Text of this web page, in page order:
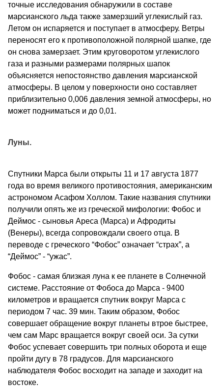
точные исследования обнаружили в составе
марсианского льда также замерзший углекислый газ.
Летом он испаряется и поступает в атмосферу. Ветры
переносят его к противоположной полярной шапке, где
он снова замерзает. Этим круговоротом углекислого
газа и разными размерами полярных шапок
объясняется непостоянство давления марсианской
атмосферы. В целом у поверхности оно составляет
приблизительно 0,006 давления земной атмосферы, но
может подниматься и до 0,01.
Луны.
Спутники Марса были открыты 11 и 17 августа 1877
года во время великого противостояния, американским
астрономом Асафом Холлом. Такие названия спутники
получили опять же из греческой мифологии: Фобос и
Деймос - сыновья Ареса (Марса) и Афродиты
(Венеры), всегда сопровождали своего отца. В
переводе с греческого “Фобос” означает “страх”, а
“Деймос” - “ужас”.
Фобос - самая близкая луна к ее планете в Солнечной
системе. Расстояние от Фобоса до Марса - 9400
километров и вращается спутник вокруг Марса с
периодом 7 час. 39 мин. Таким образом, Фобос
совершает обращение вокруг планеты втрое быстрее,
чем сам Марс вращается вокруг своей оси. За сутки
Фобос успевает совершить три полных оборота и еще
пройти дугу в 78 градусов. Для марсианского
наблюдателя Фобос восходит на западе и заходит на
востоке.